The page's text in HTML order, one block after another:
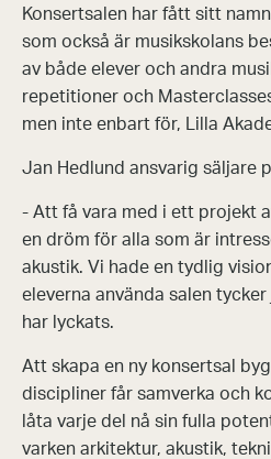
Konsertsalen har fått sitt
som också är musikskolans
av både elever och andra
repetitioner och
men inte enbart för, Lilla
Jan Hedlund ansvarig säljare
- Att få vara med i ett projekt
en dröm för alla som är
akustik. Vi hade en tydlig
eleverna använda salen
har lyckats.
Att skapa en ny konsertsal
discipliner får samverka och
låta varje del nå sin fulla
varken arkitektur, akustik,